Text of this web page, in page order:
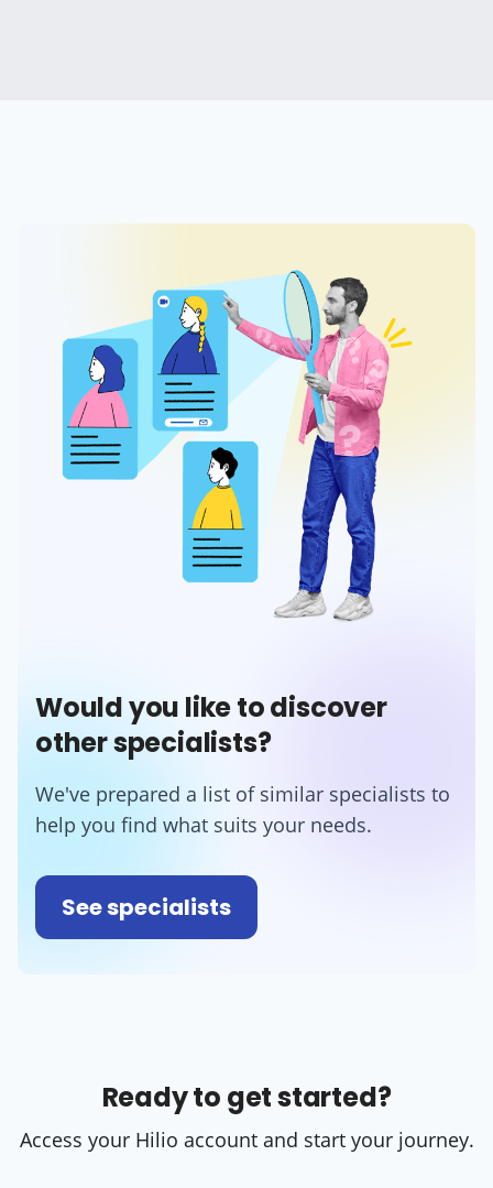
Would you like to discover
other specialists?
We've prepared a list of similar specialists to
help you find what suits your needs.
See specialists
Ready to get started?
Access your Hilio account and start your journey.